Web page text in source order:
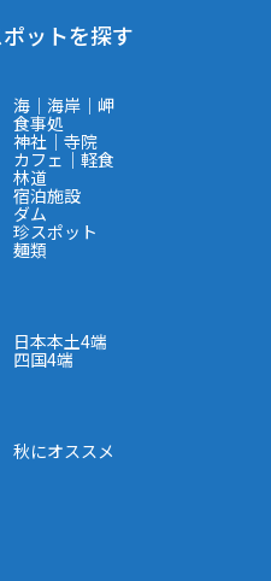
ットを探す
海｜海岸｜岬
食事処
神社｜寺院
カフェ｜軽食
林道
宿泊施設
ダム
珍スポット
麺類
日本本土4端
四国4端
秋にオススメ